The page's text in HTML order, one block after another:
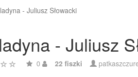
- Juliusz Słowacki
- Juliusz
0 22 fiszki